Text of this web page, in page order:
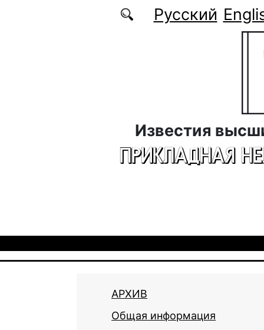
Перейти к основному содержаниюРусский
Известия
ПРИКЛАДНАЯ
АРХИВ
Общая информация